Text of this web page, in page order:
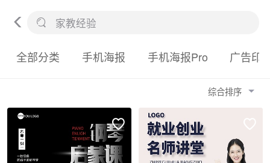
全部分类 手机海报 手机海报Pro 广告印
综合排序